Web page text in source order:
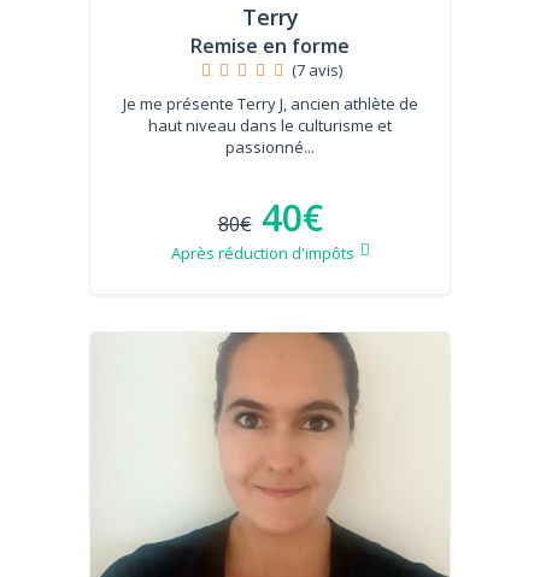
Terry
Remise en forme
(7 avis)
Je me présente Terry J, ancien athlète de
haut niveau dans le culturisme et
passionné...
80€ 40€
Après réduction d'impôts